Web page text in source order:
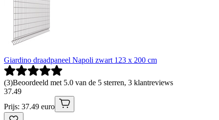
Giardino draadpaneel Napoli zwart 123 x 200 cm
(3)Beoordeeld met 5.0 van de 5 sterren, 3 klantreviews
37.49
Prijs: 37.49 euro